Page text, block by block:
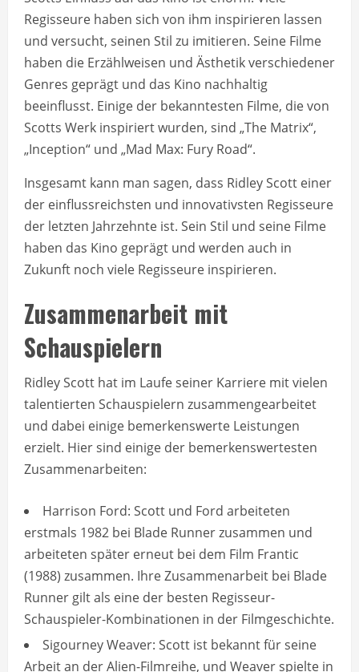
Regisseure haben sich von ihm inspirieren lassen
und versucht, seinen Stil zu imitieren. Seine Filme
haben die Erzählweisen und Ästhetik verschiedener
Genres geprägt und das Kino nachhaltig
beeinflusst. Einige der bekanntesten Filme, die von
Scotts Werk inspiriert wurden, sind „The Matrix“,
„Inception“ und „Mad Max: Fury Road“.
Insgesamt kann man sagen, dass Ridley Scott einer
der einflussreichsten und innovativsten Regisseure
der letzten Jahrzehnte ist. Sein Stil und seine Filme
haben das Kino geprägt und werden auch in
Zukunft noch viele Regisseure inspirieren.
Zusammenarbeit mit
Schauspielern
Ridley Scott hat im Laufe seiner Karriere mit vielen
talentierten Schauspielern zusammengearbeitet
und dabei einige bemerkenswerte Leistungen
erzielt. Hier sind einige der bemerkenswertesten
Zusammenarbeiten:
Harrison Ford: Scott und Ford arbeiteten
erstmals 1982 bei Blade Runner zusammen und
arbeiteten später erneut bei dem Film Frantic
(1988) zusammen. Ihre Zusammenarbeit bei Blade
Runner gilt als eine der besten Regisseur-
Schauspieler-Kombinationen in der Filmgeschichte.
Sigourney Weaver: Scott ist bekannt für seine
Arbeit an der Alien-Filmreihe, und Weaver spielte in